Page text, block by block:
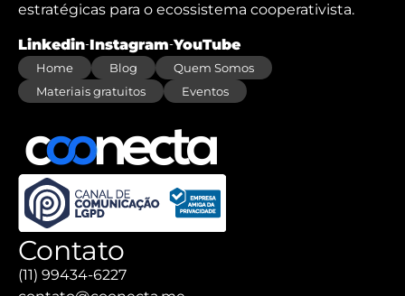
estratégicas para o ecossistema cooperativista.
Linkedin Instagram YouTube
Home Blog
Quem Somos
Materiais gratuitos
Eventos
Contato
(11) 99434-6227